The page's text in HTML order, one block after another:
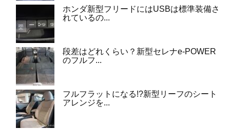
ホンダ新型フリードにはUSBは標準装備さ
れているの...
段差はどれくらい？新型セレナe-POWER
のフルフ...
フルフラットになる!?新型リーフのシート
アレンジを...